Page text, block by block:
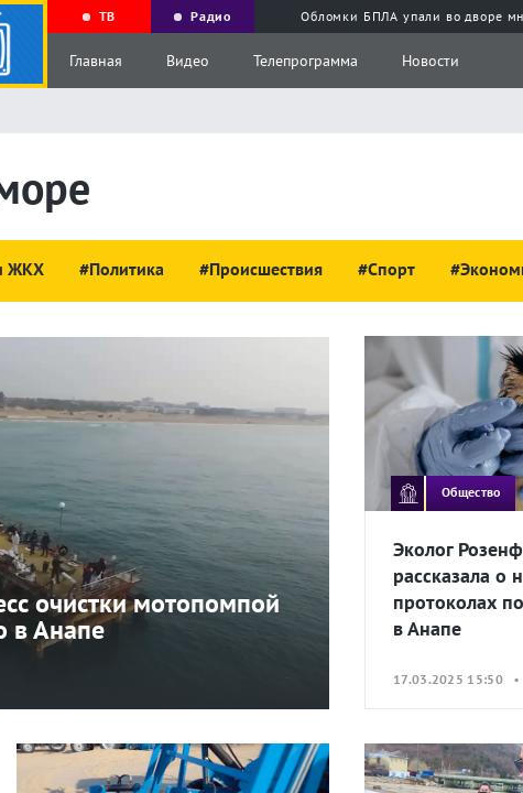
ТВ Радио Обломки БПЛА упали во дворе
Главная Видео Телепрограмма Новости
ЖКХ #Политика #Происшествия #Спорт
очистки мотопомпой
в Анапе
Общество
Эколог
рассказала о
протоколах
в Анапе
17.03.2025 15:50 •